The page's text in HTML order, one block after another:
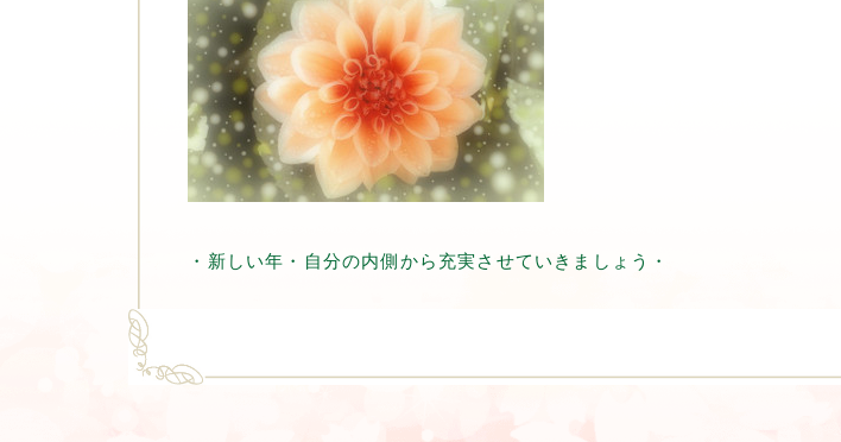
・新しい年・自分の内側から充実させていきましょう・